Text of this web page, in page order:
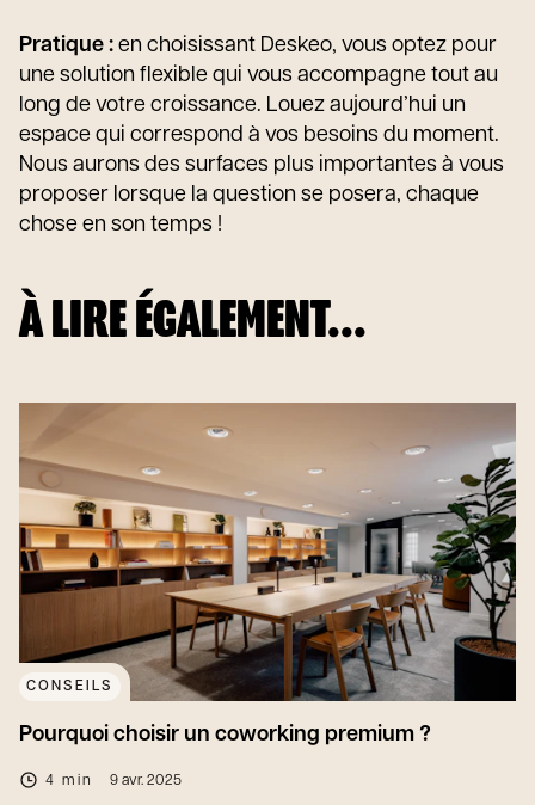
Pratique : en choisissant Deskeo, vous optez pour
une solution flexible qui vous accompagne tout au
long de votre croissance. Louez aujourd’hui un
espace qui correspond à vos besoins du moment.
Nous aurons des surfaces plus importantes à vous
proposer lorsque la question se posera, chaque
chose en son temps !
À LIRE ÉGALEMENT...
CONSEILS
Pourquoi choisir un coworking premium ?
4 min 9 avr. 2025